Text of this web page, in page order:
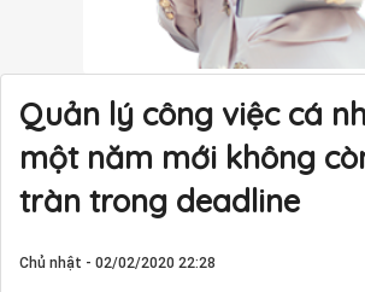
Quản lý công việc cá
một năm mới không
tràn trong deadline
Chủ nhật - 02/02/2020 22:28